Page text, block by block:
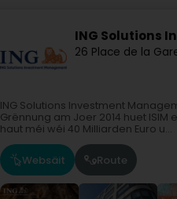
ING Solutions
26 Place de la
ING Solutions Investment
Grënnung am Joer 2014 huet
haut méi wéi 40 Milliarden Euro u...
Websäit Route